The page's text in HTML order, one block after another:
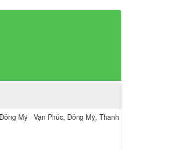
Phúc, Đông Mỹ, Thanh Trì, Hà Nội.